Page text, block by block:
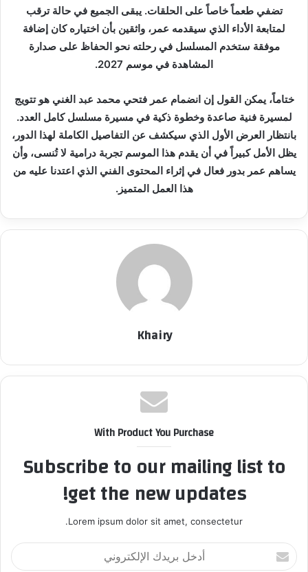
تضفي طعماً خاصاً على الحلقات. يبقى الجميع في حالة ترقب
لمتابعة الأداء الذي سيقدمه عمر، واثقين بأن اختياره كان إضافة
موفقة ستخدم المسلسل في رحلته نحو الحفاظ على صدارة
المشاهدة في موسم 2027.
ختاماً، يمكن القول إن انضمام عمر فتحي محمد عبد الغني هو تتويج
لمسيرة فنية صاعدة وخطوة ذكية في مسيرة مسلسل كامل العدد.
بانتظار العرض الأول الذي سيكشف عن التفاصيل الكاملة لهذا الدور،
يظل الأمل كبيراً في أن يقدم هذا الموسم تجربة درامية لا تُنسى، وأن
يساهم عمر بدور فعال في إثراء المحتوى الفني الذي اعتدنا عليه من
هذا العمل المتميز.
Khairy
With Product You Purchase
Subscribe to our mailing list to
get the new updates!
Lorem ipsum dolor sit amet, consectetur.
أ
د